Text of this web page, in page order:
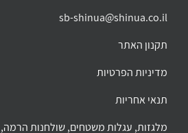
sb-shinua@shinua.co.il
תקנון האתר
מדיניות הפרטיות
תנאי אחריות
מלגזות, עגלות משטחים, שולחנות